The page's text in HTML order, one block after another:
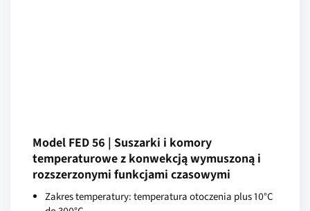
Model FED 56 | Suszarki i komory
temperaturowe z konwekcją wymuszoną i
rozszerzonymi funkcjami czasowymi
Zakres temperatury: temperatura otoczenia plus 10°C